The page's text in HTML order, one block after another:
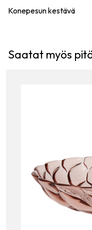
Konepesun kestävä
Saatat myös